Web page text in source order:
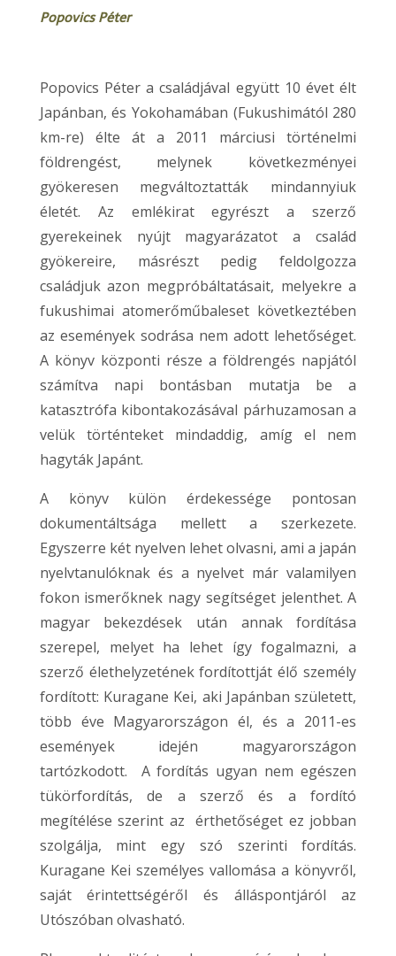
Popovics Péter
Popovics Péter a családjával együtt 10 évet élt
Japánban, és Yokohamában (Fukushimától 280
km-re) élte át a 2011 márciusi történelmi
földrengést, melynek következményei
gyökeresen megváltoztatták mindannyiuk
életét. Az emlékirat egyrészt a szerző
gyerekeinek nyújt magyarázatot a család
gyökereire, másrészt pedig feldolgozza
családjuk azon megpróbáltatásait, melyekre a
fukushimai atomerőműbaleset következtében
az események sodrása nem adott lehetőséget.
A könyv központi része a földrengés napjától
számítva napi bontásban mutatja be a
katasztrófa kibontakozásával párhuzamosan a
velük történteket mindaddig, amíg el nem
hagyták Japánt.
A könyv külön érdekessége pontosan
dokumentáltsága mellett a szerkezete.
Egyszerre két nyelven lehet olvasni, ami a japán
nyelvtanulóknak és a nyelvet már valamilyen
fokon ismerőknek nagy segítséget jelenthet. A
magyar bekezdések után annak fordítása
szerepel, melyet ha lehet így fogalmazni, a
szerző élethelyzetének fordítottját élő személy
fordított: Kuragane Kei, aki Japánban született,
több éve Magyarországon él, és a 2011-es
események idején magyarországon
tartózkodott. A fordítás ugyan nem egészen
tükörfordítás, de a szerző és a fordító
megítélése szerint az érthetőséget ez jobban
szolgálja, mint egy szó szerinti fordítás.
Kuragane Kei személyes vallomása a könyvről,
saját érintettségéről és álláspontjáról az
Utószóban olvasható.